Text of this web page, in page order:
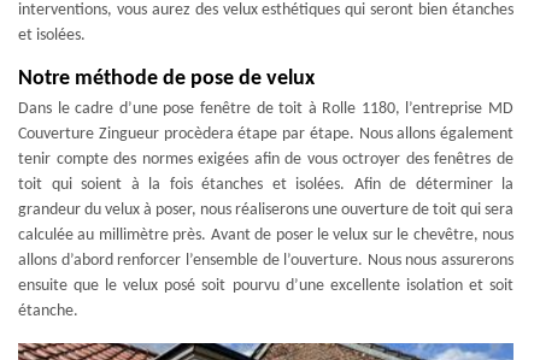
interventions, vous aurez des velux esthétiques qui seront bien étanches
et isolées.
Notre méthode de pose de velux
Dans le cadre d’une pose fenêtre de toit à Rolle 1180, l’entreprise MD
Couverture Zingueur procèdera étape par étape. Nous allons également
tenir compte des normes exigées afin de vous octroyer des fenêtres de
toit qui soient à la fois étanches et isolées. Afin de déterminer la
grandeur du velux à poser, nous réaliserons une ouverture de toit qui sera
calculée au millimètre près. Avant de poser le velux sur le chevêtre, nous
allons d’abord renforcer l’ensemble de l’ouverture. Nous nous assurerons
ensuite que le velux posé soit pourvu d’une excellente isolation et soit
étanche.